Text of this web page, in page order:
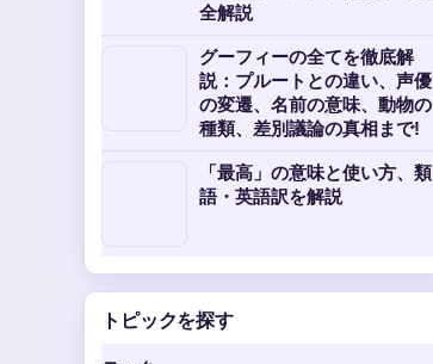
全解説
グーフィーの全てを徹底解
説：プルートとの違い、声優
の変遷、名前の意味、動物の
種類、差別議論の真相まで!
「最高」の意味と使い方、類
語・英語訳を解説
トピックを探す